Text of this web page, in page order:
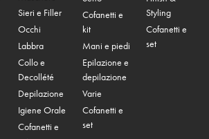
Sieri e Filler
Occhi
Labbra
Collo e
Decollété
Depilazione
Igiene Orale
Cofanetti e
Cofanetti e
kit
Mani e piedi
Epilazione e
depilazione
Varie
Cofanetti e
set
Styling
Cofanetti e
set